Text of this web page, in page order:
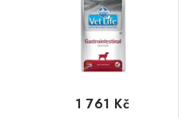
1 761 Kč